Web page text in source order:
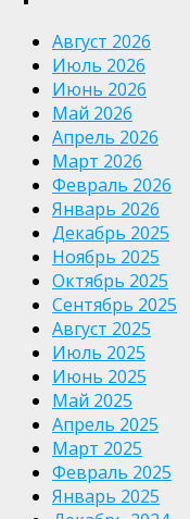
Август 2026
Июль 2026
Июнь 2026
Май 2026
Апрель 2026
Март 2026
Февраль 2026
Январь 2026
Декабрь 2025
Ноябрь 2025
Октябрь 2025
Сентябрь 2025
Август 2025
Июль 2025
Июнь 2025
Май 2025
Апрель 2025
Март 2025
Февраль 2025
Январь 2025